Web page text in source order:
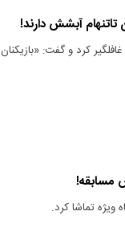
تاتنهام آبشش دارند!
کرد و گفت: «بازیکنان
مسابقه!
ویژه تماشا کرد.